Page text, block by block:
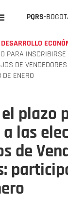
PQRS-
DESARROLLO
PARA
DE
ENERO
plazo
las
de